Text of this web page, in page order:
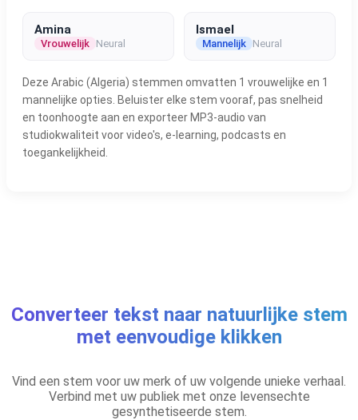
Amina
Vrouwelijk Neural
Ismael
Mannelijk Neural
Deze Arabic (Algeria) stemmen omvatten 1 vrouwelijke en 1
mannelijke opties. Beluister elke stem vooraf, pas snelheid
en toonhoogte aan en exporteer MP3-audio van
studiokwaliteit voor video's, e-learning, podcasts en
toegankelijkheid.
Converteer tekst naar natuurlijke stem
met eenvoudige klikken
Vind een stem voor uw merk of uw volgende unieke verhaal.
Verbind met uw publiek met onze levensechte
gesynthetiseerde stem.